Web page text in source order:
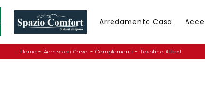
Arredamento Casa
Home - Accessori Casa - Complementi - Tavolino Alfred